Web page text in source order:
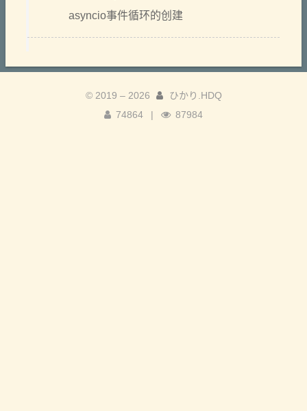
asyncio事件循环的创建
© 2019 – 2026
ひかり.HDQ
74864
| 87984